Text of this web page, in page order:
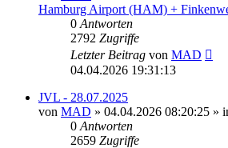
Hamburg Airport (HAM) +
0 Antworten
2792 Zugriffe
Letzter Beitrag von MAD
04.04.2026 19:31:13
JVL - 28.07.2025
von MAD » 04.04.2026 08:20:25 »
0 Antworten
2659 Zugriffe